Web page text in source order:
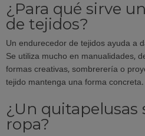
¿Para qué sirve
de tejidos?
Un endurecedor de tejidos ayuda a
Se utiliza mucho en manualidades,
formas creativas, sombrerería o
tejido mantenga una forma concreta.
¿Un quitapelusas
ropa?